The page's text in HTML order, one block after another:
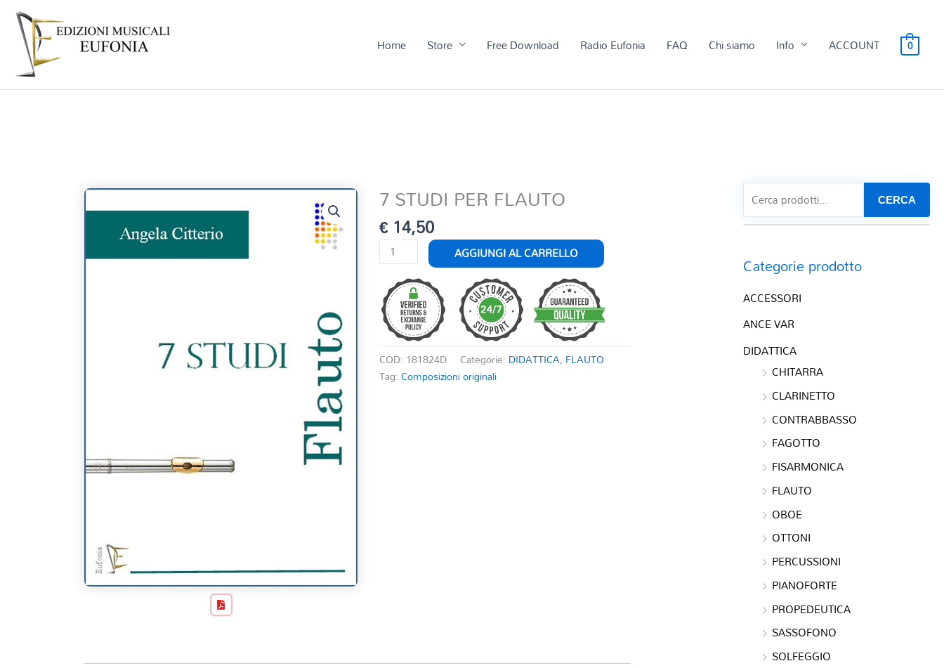
Home Store Free Download Radio Eufonia FAQ Chi siamo Info ACCOUNT 0
7 STUDI PER FLAUTO
€14,50
7
STUDI
PER
FLAUTO
quantità
AGGIUNGI AL CARRELLO
COD: 181824D Categorie: DIDATTICA, FLAUTO
Tag:Composizioni originali
CERCA
Categorie prodotto
ACCESSORI
ANCE VAR
DIDATTICA
CHITARRA
CLARINETTO
CONTRABBASSO
FAGOTTO
FISARMONICA
FLAUTO
OBOE
OTTONI
PERCUSSIONI
PIANOFORTE
PROPEDEUTICA
SASSOFONO
SOLFEGGIO